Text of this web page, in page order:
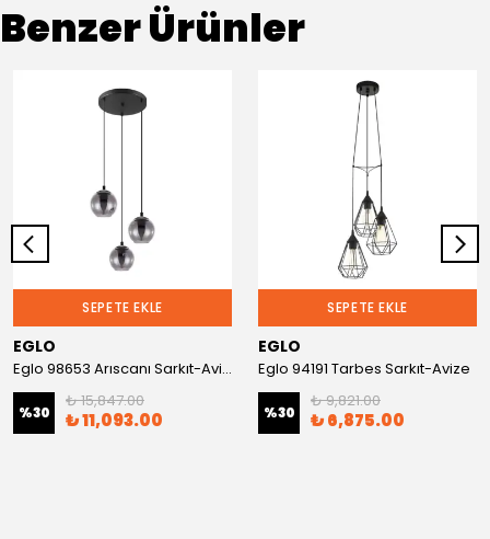
Benzer Ürünler
SEPETE EKLE
EGLO
Eglo 98653 Arıscanı Sarkıt-Avize
%30
₺ 15,847.00
₺ 11,093.00
SEPETE EKLE
EGLO
Eglo 94191 Tarbes Sarkıt-Avize
%30
₺ 9,821.00
₺ 6,875.00